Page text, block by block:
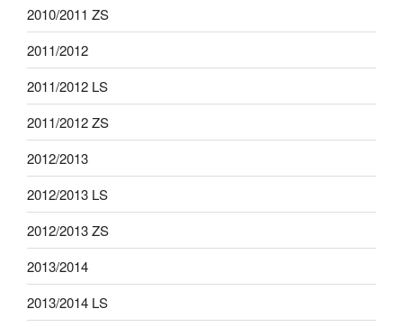
2010/2011 ZS
2011/2012
2011/2012 LS
2011/2012 ZS
2012/2013
2012/2013 LS
2012/2013 ZS
2013/2014
2013/2014 LS